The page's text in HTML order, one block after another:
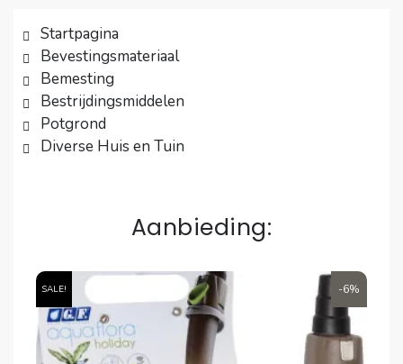
Startpagina
Bevestingsmateriaal
Bemesting
Bestrijdingsmiddelen
Potgrond
Diverse Huis en Tuin
Aanbieding:
-6%
SALE!